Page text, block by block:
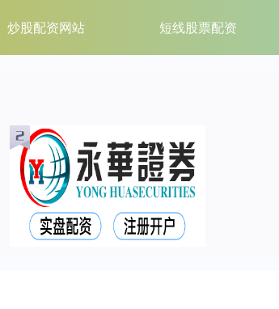
炒股配资网站 短线股票配资